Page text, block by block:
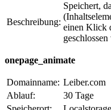
Beschreibung:
Speichert,
einen Klick
onepage_animate
Domainname: Leiber.com
Ablauf:
30 Tage